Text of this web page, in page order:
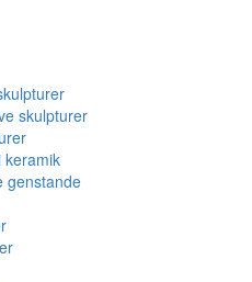
skulpturer
keramik
genstande